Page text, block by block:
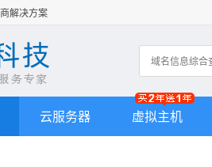
解决方案
云服务器 虚拟主机